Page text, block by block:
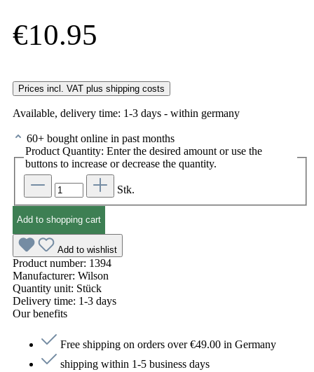
€10.95
Prices incl. VAT plus shipping costs
Available, delivery time: 1-3 days - within germany
60+ bought online in past months
Product Quantity: Enter the desired amount or use the
buttons to increase or decrease the quantity.
Stk.
Add to shopping cart
Add to wishlist
Product number: 1394
Manufacturer: Wilson
Quantity unit: Stück
Delivery time: 1-3 days
Our benefits
Free shipping on orders over €49.00 in Germany
shipping within 1-5 business days